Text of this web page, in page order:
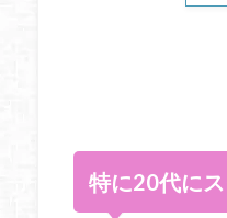
特に20代に